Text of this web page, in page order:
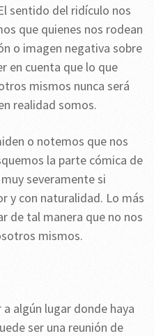
sentido del ridículo nos
que quienes nos rodean
o imagen negativa sobre
en cuenta que lo que
mismos nunca será
realidad somos.
o notemos que nos
la parte cómica de
severamente si
y con naturalidad. Lo más
de tal manera que no nos
mismos.
algún lugar donde haya
ser una reunión de